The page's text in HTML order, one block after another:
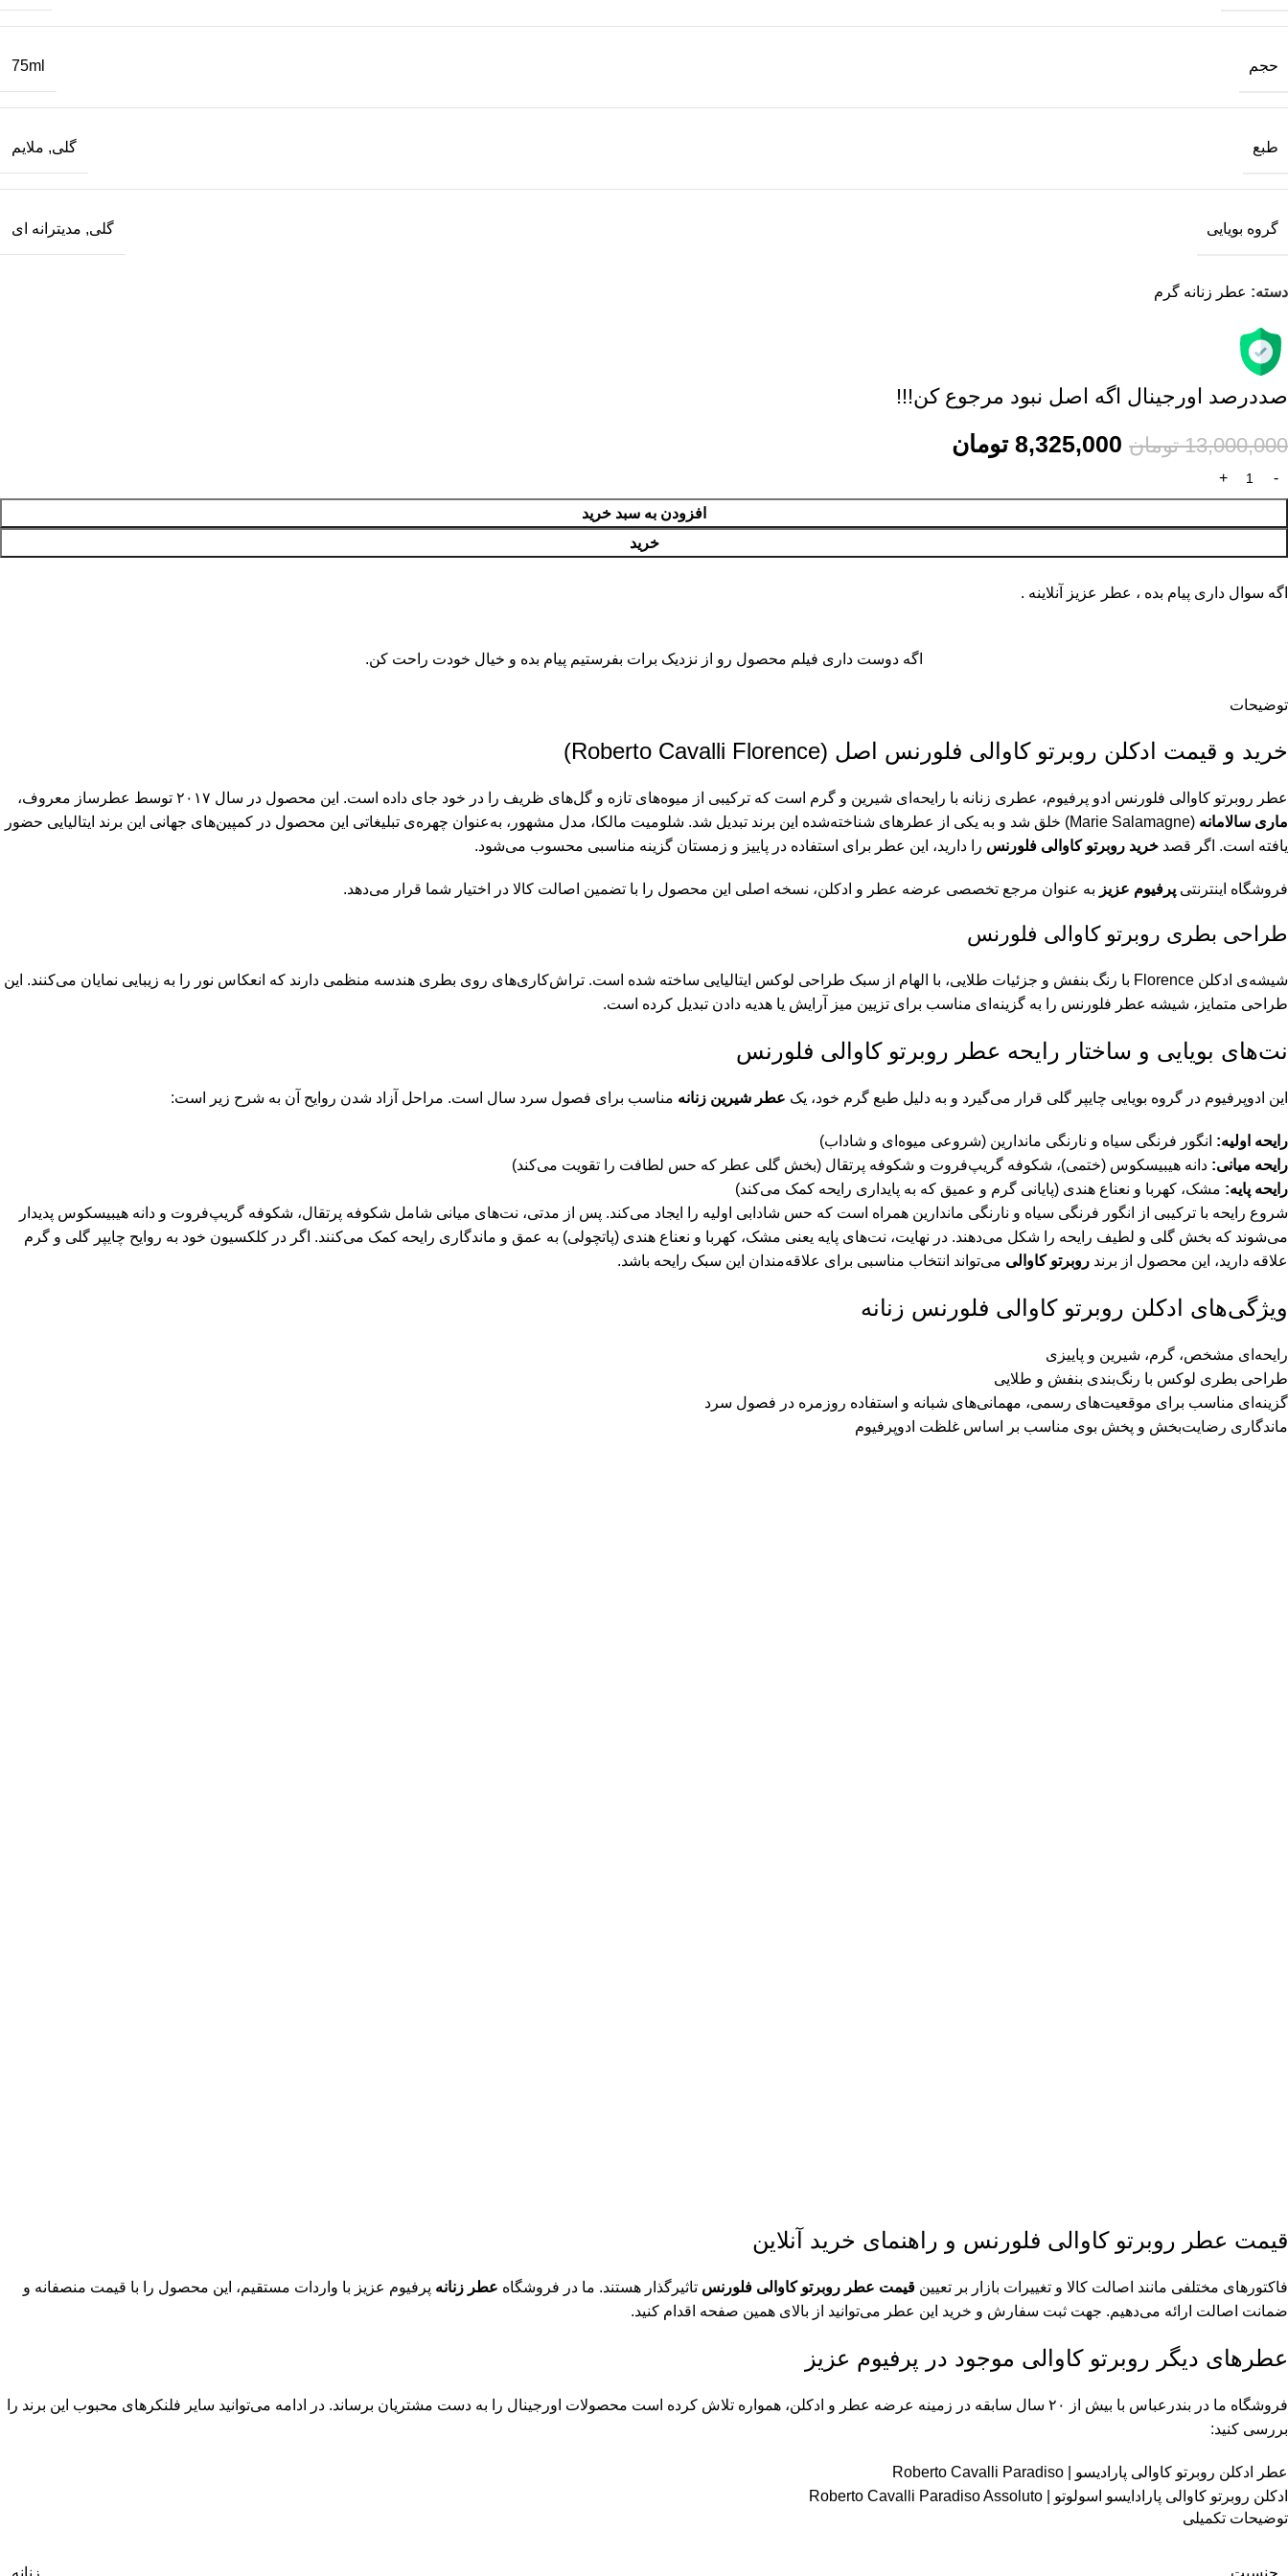
حجم 75ml
طبع گلی, ملایم
گروه بویایی گلی, مدیترانه ای
دسته: عطر زنانه گرم
صددرصد اورجینال اگه اصل نبود مرجوع کن!!!
13,000,000 تومان 8,325,000 تومان
افزودن به سبد خرید
خرید
اگه سوال داری پیام بده ، عطر عزیز آنلاینه .
اگه دوست داری فیلم محصول رو از نزدیک برات بفرستیم پیام بده و خیال خودت راحت کن.
توضیحات
خرید و قیمت ادکلن روبرتو کاوالی فلورنس اصل (Roberto Cavalli Florence)
عطر روبرتو کاوالی فلورنس ادو پرفیوم، عطری زنانه با رایحه‌ای شیرین و گرم است که ترکیبی از میوه‌های تازه و گل‌های ظریف را در خود جای داده است. این محصول در سال ۲۰۱۷ توسط عطرساز معروف،
ماری سالامانه
(Marie Salamagne) خلق شد و به یکی از عطرهای شناخته‌شده این برند تبدیل شد. شلومیت مالکا، مدل مشهور، به‌عنوان چهره‌ی تبلیغاتی این محصول در کمپین‌های جهانی این برند ایتالیایی حضور
یافته است. اگر قصد خرید روبرتو کاوالی فلورنس را دارید، این عطر برای استفاده در پاییز و زمستان گزینه مناسبی محسوب می‌شود.
فروشگاه اینترنتی پرفیوم عزیز به عنوان مرجع تخصصی عرضه عطر و ادکلن، نسخه اصلی این محصول را با تضمین اصالت کالا در اختیار شما قرار می‌دهد.
طراحی بطری روبرتو کاوالی فلورنس
شیشه‌ی ادکلن Florence با رنگ بنفش و جزئیات طلایی، با الهام از سبک طراحی لوکس ایتالیایی ساخته شده است. تراش‌کاری‌های روی بطری هندسه منظمی دارند که انعکاس نور را به زیبایی نمایان می‌کنند. این
طراحی متمایز، شیشه عطر فلورنس را به گزینه‌ای مناسب برای تزیین میز آرایش یا هدیه دادن تبدیل کرده است.
نت‌های بویایی و ساختار رایحه عطر روبرتو کاوالی فلورنس
این ادوپرفیوم در گروه بویایی چایپر گلی قرار می‌گیرد و به دلیل طبع گرم خود، یک عطر شیرین زنانه مناسب برای فصول سرد سال است. مراحل آزاد شدن روایح آن به شرح زیر است:
رایحه اولیه: انگور فرنگی سیاه و نارنگی ماندارین (شروعی میوه‌ای و شاداب)
رایحه میانی: دانه هیبیسکوس (ختمی)، شکوفه گریپ‌فروت و شکوفه پرتقال (بخش گلی عطر که حس لطافت را تقویت می‌کند)
رایحه پایه: مشک، کهربا و نعناع هندی (پایانی گرم و عمیق که به پایداری رایحه کمک می‌کند)
شروع رایحه با ترکیبی از انگور فرنگی سیاه و نارنگی ماندارین همراه است که حس شادابی اولیه را ایجاد می‌کند. پس از مدتی، نت‌های میانی شامل شکوفه پرتقال، شکوفه گریپ‌فروت و دانه هیبیسکوس پدیدار
می‌شوند که بخش گلی و لطیف رایحه را شکل می‌دهند. در نهایت، نت‌های پایه یعنی مشک، کهربا و نعناع هندی (پاتچولی) به عمق و ماندگاری رایحه کمک می‌کنند. اگر در کلکسیون خود به روایح چایپر گلی و گرم
علاقه دارید، این محصول از برند روبرتو کاوالی می‌تواند انتخاب مناسبی برای علاقه‌مندان این سبک رایحه باشد.
ویژگی‌های ادکلن روبرتو کاوالی فلورنس زنانه
رایحه‌ای مشخص، گرم، شیرین و پاییزی
طراحی بطری لوکس با رنگ‌بندی بنفش و طلایی
گزینه‌ای مناسب برای موقعیت‌های رسمی، مهمانی‌های شبانه و استفاده روزمره در فصول سرد
ماندگاری رضایت‌بخش و پخش بوی مناسب بر اساس غلظت ادوپرفیوم
قیمت عطر روبرتو کاوالی فلورنس و راهنمای خرید آنلاین
فاکتورهای مختلفی مانند اصالت کالا و تغییرات بازار بر تعیین قیمت عطر روبرتو کاوالی فلورنس تاثیرگذار هستند. ما در فروشگاه عطر زنانه پرفیوم عزیز با واردات مستقیم، این محصول را با قیمت منصفانه و
ضمانت اصالت ارائه می‌دهیم. جهت ثبت سفارش و خرید این عطر می‌توانید از بالای همین صفحه اقدام کنید.
عطرهای دیگر روبرتو کاوالی موجود در پرفیوم عزیز
فروشگاه ما در بندرعباس با بیش از ۲۰ سال سابقه در زمینه عرضه عطر و ادکلن، همواره تلاش کرده است محصولات اورجینال را به دست مشتریان برساند. در ادامه می‌توانید سایر فلنکرهای محبوب این برند را
بررسی کنید:
عطر ادکلن روبرتو کاوالی پارادیسو | Roberto Cavalli Paradiso
ادکلن روبرتو کاوالی پارادایسو اسولوتو | Roberto Cavalli Paradiso Assoluto
توضیحات تکمیلی
جنسیت